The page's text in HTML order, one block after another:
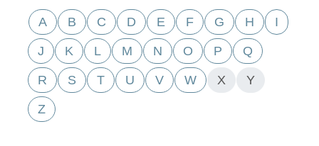
A B C D E F G H I
J K L M N O P Q
R S T U V W X Y
Z